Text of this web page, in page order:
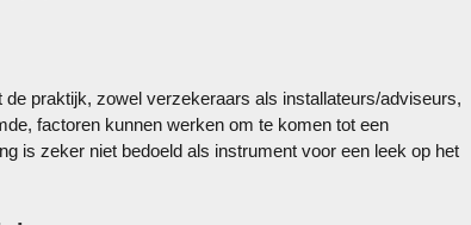
praktijk, zowel verzekeraars als installateurs/adviseurs,
factoren kunnen werken om te komen tot een
is zeker niet bedoeld als instrument voor een leek op het